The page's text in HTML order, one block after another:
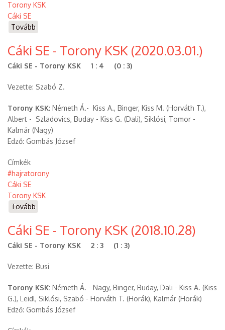
Torony KSK
Cáki SE
Tovább
-
SE
(2021.10.31.))
Cáki SE - Torony KSK (2020.03.01.)
Cáki SE - Torony KSK 1 : 4 (0 : 3)
Vezette: Szabó Z.
Torony KSK: Németh Á.- Kiss A., Binger, Kiss M. (Horváth T.),
Albert - Szladovics, Buday - Kiss G. (Dali), Siklósi, Tomor -
Kalmár (Nagy)
Edző: Gombás József
Címkék
#hajratorony
Cáki SE
Torony KSK
Tovább
-
KSK
(2020.03.01.))
Cáki SE - Torony KSK (2018.10.28)
Cáki SE - Torony KSK 2 : 3 (1 : 3)
Vezette: Busi
Torony KSK: Németh Á. - Nagy, Binger, Buday, Dali - Kiss A. (Kiss
G.), Leidl, Siklósi, Szabó - Horváth T. (Horák), Kalmár (Horák)
Edző: Gombás József